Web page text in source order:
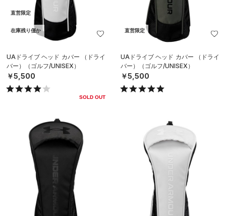
直営限定
在庫残り僅か
UAドライブ ヘッド カバー （ドライ
バー）（ゴルフ/UNISEX）
￥5,500
SOLD OUT
直営限定
UAドライブ ヘッド カバー （ドライ
バー）（ゴルフ/UNISEX）
￥5,500